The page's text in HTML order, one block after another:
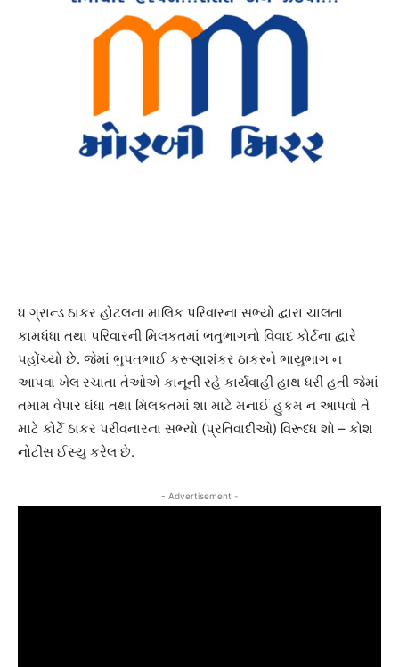
ધ ગ્રાન્ડ ઠાકર હોટલના માલિક પરિવારના સભ્યો દ્વારા ચાલતા
કામધંધા તથા પરિવારની મિલકતમાં ભતુભાગનો વિવાદ કોર્ટના દ્વારે
પહોંચ્યો છે. જેમાં ભુપતભાઈ કરૂણાશંકર ઠાકરને ભાયુભાગ ન
આપવા ખેલ રચાતા તેઓએ કાનૂની રહે કાર્યવાહી હાથ ધરી હતી જેમાં
તમામ વેપાર ઘંધા તથા મિલકતમાં શા માટે મનાઈ હુકમ ન આપવો તે
માટે કોર્ટે ઠાકર પરીવનારના સભ્યો (પ્રતિવાદીઓ) વિરૂધ્ધ શો – કોશ
નોટીસ ઈસ્યુ કરેલ છે.
- Advertisement -